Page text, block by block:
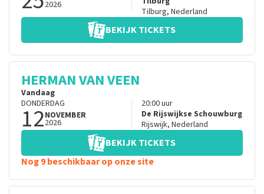
2026
Tilburg, Nederland
BEKIJK TICKETS
HERMAN VAN VEEN
Vandaag
DONDERDAG
12NOVEMBER
2026
20:00uur
De Rijswijkse Schouwburg
Rijswijk, Nederland
BEKIJK TICKETS
Nog 9 beschikbaar op onze site